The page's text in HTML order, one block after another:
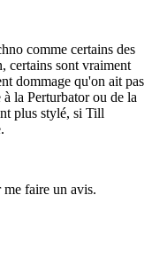
comme certains des
certains sont vraiment
dommage qu'on ait pas
la Perturbator ou de la
plus stylé, si Till
faire un avis.